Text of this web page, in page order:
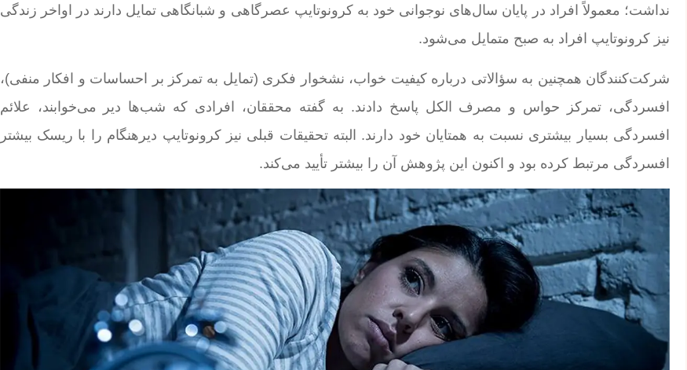
نداشت؛ معمولاً افراد در پایان سال‌های نوجوانی خود به کرونوتایپ عصرگاهی و شبانگاهی تمایل دارند در اواخر زندگی
نیز کرونوتایپ افراد به صبح متمایل می‌شود.
شرکت‌کنندگان همچنین به سؤالاتی درباره کیفیت خواب، نشخوار فکری (تمایل به تمرکز بر احساسات و افکار منفی)،
افسردگی، تمرکز حواس و مصرف الکل پاسخ دادند. به گفته محققان، افرادی که شب‌ها دیر می‌خوابند، علائم
افسردگی بسیار بیشتری نسبت به همتایان ​​خود دارند. البته تحقیقات قبلی نیز کرونوتایپ دیرهنگام را با ریسک بیشتر
افسردگی مرتبط کرده بود و اکنون این پژوهش آن را بیشتر تأیید می‌کند.